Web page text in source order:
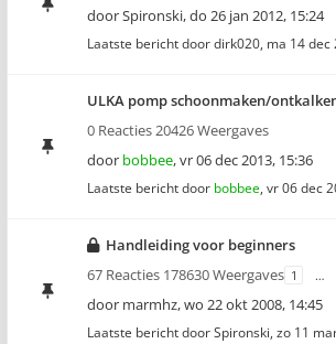
doorSpironski,do 26 jan 2012, 15:24
Laatste bericht doordirk020, ma 14 dec
ULKA pomp schoonmaken/
0 Reacties 20426 Weergaves
door bobbee,vr 06 dec 2013, 15:36
Laatste bericht door bobbee, vr 06 dec
Handleiding voor beginners
67 Reacties 178630 Weergaves 1 …
door marmhz,wo 22 okt 2008, 14:45
Laatste bericht doorSpironski, zo 11